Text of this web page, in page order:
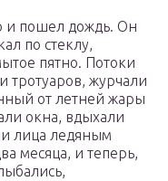
и пошел дождь. Он
по стеклу,
пятно. Потоки
тротуаров, журчали
от летней жары
окна, вдыхали
лица ледяным
месяца, и теперь,